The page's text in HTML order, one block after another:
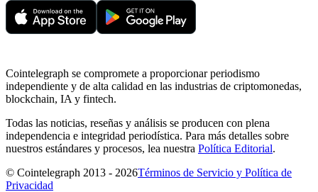
Cointelegraph se compromete a proporcionar periodismo
independiente y de alta calidad en las industrias de criptomonedas,
blockchain, IA y fintech.
Todas las noticias, reseñas y análisis se producen con plena
independencia e integridad periodística. Para más detalles sobre
nuestros estándares y procesos, lea nuestra Política Editorial.
© Cointelegraph 2013 - 2026Términos de Servicio y Política de
Privacidad